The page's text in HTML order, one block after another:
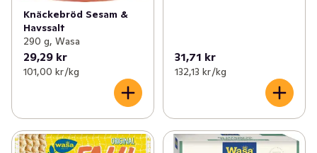
Knäckebröd Sesam &
Havssalt
290 g, Wasa
29,29 kr
101,00 kr /kg
31,71 kr
132,13 kr /kg